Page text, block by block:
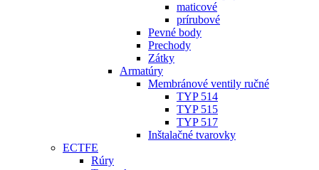
maticové
prírubové
Pevné body
Prechody
Zátky
Armatúry
Membránové ventily ručné
TYP 514
TYP 515
TYP 517
Inštalačné tvarovky
ECTFE
Rúry